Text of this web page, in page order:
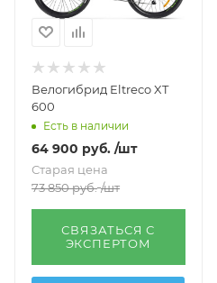
Велогибрид Eltreco XT
600
Есть в наличии
64 900 руб. /шт
Старая цена
73 850руб. /шт
СВЯЗАТЬСЯ С
ЭКСПЕРТОМ